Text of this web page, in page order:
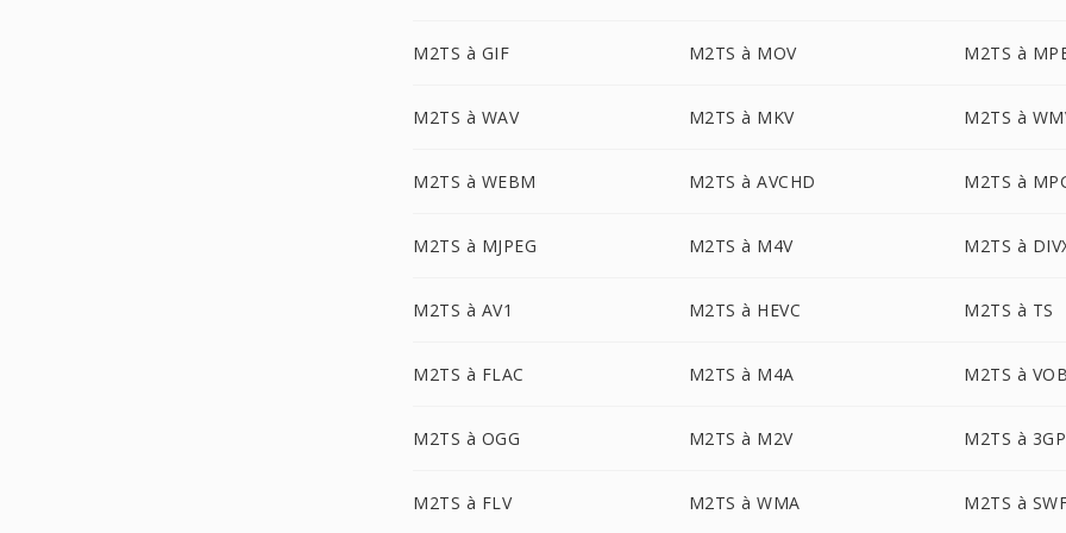
M2TS à GIF M2TS à MOV M2TS à
M2TS à WAV M2TS à MKV M2TS à
M2TS à WEBM M2TS à AVCHD M2TS à
M2TS à MJPEG M2TS à M4V M2TS à
M2TS à AV1 M2TS à HEVC M2TS à TS
M2TS à FLAC M2TS à M4A M2TS à VOB
M2TS à OGG M2TS à M2V M2TS à 3GP
M2TS à FLV M2TS à WMA M2TS à